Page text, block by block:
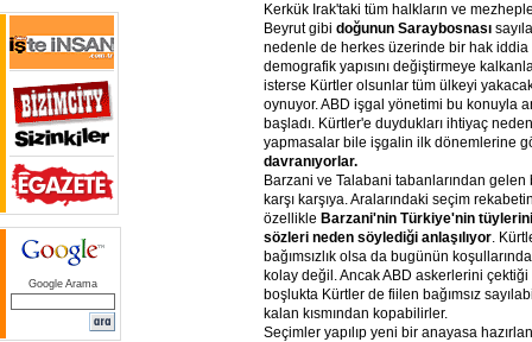
Google Arama
Kerkük Irak'taki tüm halkların ve
Beyrut gibi doğunun Saraybosnası
nedenle de herkes üzerinde bir hak iddia
demografik yapısını değiştirmeye
isterse Kürtler olsunlar tüm ülkeyi yakacak
oynuyor. ABD işgal yönetimi bu konuyla
başladı. Kürtler'e duydukları ihtiyaç
yapmasalar bile işgalin ilk dönemlerine
davranıyorlar.
Barzani ve Talabani tabanlarından gelen
karşı karşıya. Aralarındaki seçim
özellikle Barzani'nin Türkiye'nin
sözleri neden söylediği anlaşılıyor.
bağımsızlık olsa da bugünün
kolay değil. Ancak ABD askerlerini
boşlukta Kürtler de fiilen bağımsız
kalan kısmından kopabilirler.
Seçimler yapılıp yeni bir anayasa